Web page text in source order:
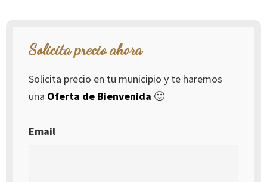
Solicita precio ahora
Solicita precio en tu municipio y te haremos
una Oferta de Bienvenida 🙂
Email